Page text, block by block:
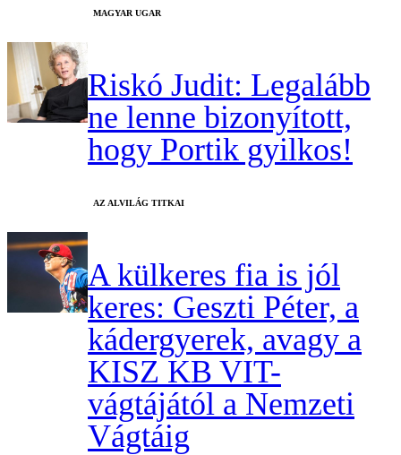
MAGYAR UGAR
Riskó Judit: Legalább
ne lenne bizonyított,
hogy Portik gyilkos!
AZ ALVILÁG TITKAI
A külkeres fia is jól
keres: Geszti Péter, a
kádergyerek, avagy a
KISZ KB VIT-
vágtájától a Nemzeti
Vágtáig